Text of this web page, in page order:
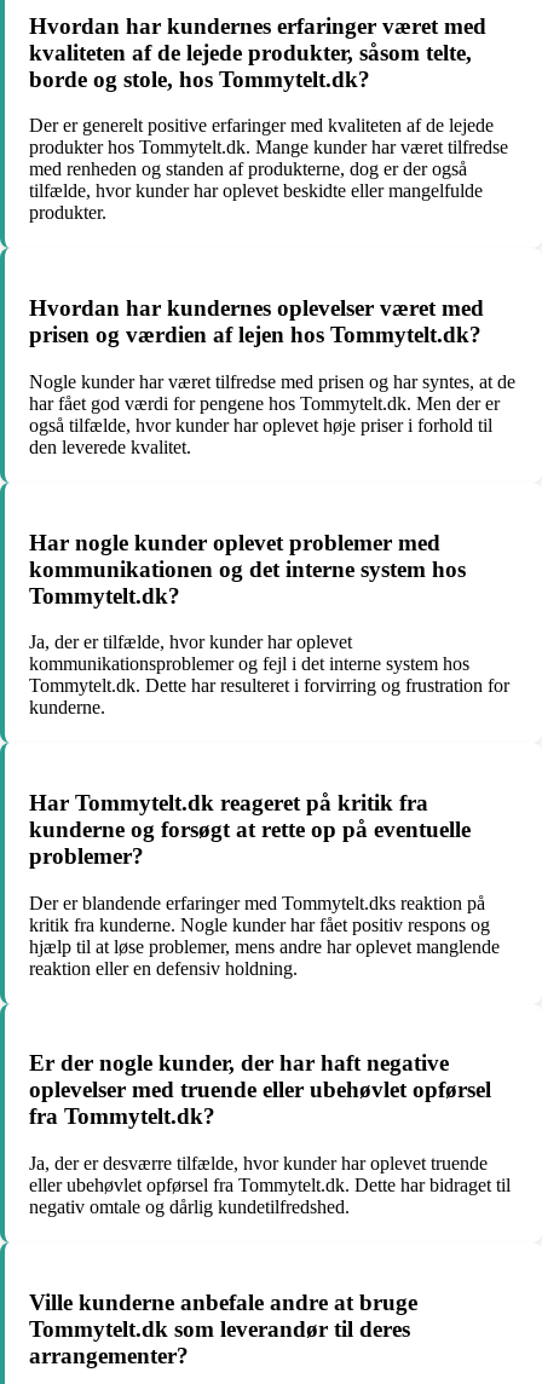
Hvordan har kundernes erfaringer været med
kvaliteten af de lejede produkter, såsom telte,
borde og stole, hos Tommytelt.dk?
Der er generelt positive erfaringer med kvaliteten af de lejede
produkter hos Tommytelt.dk. Mange kunder har været tilfredse
med renheden og standen af produkterne, dog er der også
tilfælde, hvor kunder har oplevet beskidte eller mangelfulde
produkter.
Hvordan har kundernes oplevelser været med
prisen og værdien af lejen hos Tommytelt.dk?
Nogle kunder har været tilfredse med prisen og har syntes, at de
har fået god værdi for pengene hos Tommytelt.dk. Men der er
også tilfælde, hvor kunder har oplevet høje priser i forhold til
den leverede kvalitet.
Har nogle kunder oplevet problemer med
kommunikationen og det interne system hos
Tommytelt.dk?
Ja, der er tilfælde, hvor kunder har oplevet
kommunikationsproblemer og fejl i det interne system hos
Tommytelt.dk. Dette har resulteret i forvirring og frustration for
kunderne.
Har Tommytelt.dk reageret på kritik fra
kunderne og forsøgt at rette op på eventuelle
problemer?
Der er blandende erfaringer med Tommytelt.dks reaktion på
kritik fra kunderne. Nogle kunder har fået positiv respons og
hjælp til at løse problemer, mens andre har oplevet manglende
reaktion eller en defensiv holdning.
Er der nogle kunder, der har haft negative
oplevelser med truende eller ubehøvlet opførsel
fra Tommytelt.dk?
Ja, der er desværre tilfælde, hvor kunder har oplevet truende
eller ubehøvlet opførsel fra Tommytelt.dk. Dette har bidraget til
negativ omtale og dårlig kundetilfredshed.
Ville kunderne anbefale andre at bruge
Tommytelt.dk som leverandør til deres
arrangementer?